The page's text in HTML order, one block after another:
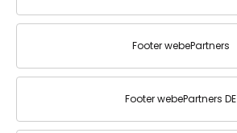
Footer webePartners
Footer webePartners DE